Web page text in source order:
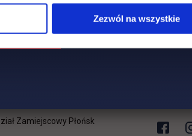
Zezwól na wszystkie
Zamiejscowy Płońsk